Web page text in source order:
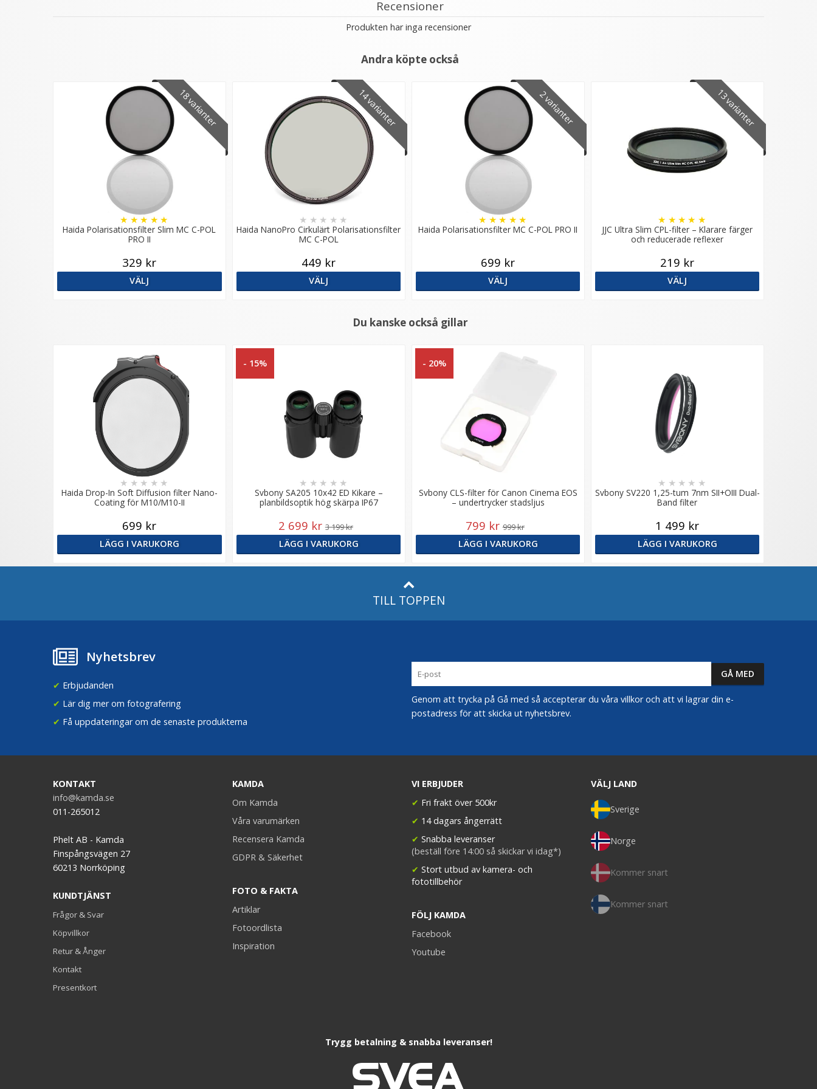
Recensioner
Produkten har inga recensioner
Andra köpte också
18 varianter
Haida Polarisationsfilter Slim MC C-POL
PRO II
★ ★ ★ ★ ★
329 kr
VÄLJ
14 varianter
Haida NanoPro Cirkulärt Polarisationsfilter
MC C-POL
★ ★ ★ ★ ★
449 kr
VÄLJ
2 varianter
Haida Polarisationsfilter MC C-POL PRO II
★ ★ ★ ★ ★
699 kr
VÄLJ
13 varianter
JJC Ultra Slim CPL-filter – Klarare färger
och reducerade reflexer
★ ★ ★ ★ ★
219 kr
VÄLJ
Du kanske också gillar
Haida Drop-In Soft Diffusion filter Nano-
Coating för M10/M10-II
★ ★ ★ ★ ★
699 kr
LÄGG I VARUKORG
- 15%
Svbony SA205 10x42 ED Kikare –
planbildsoptik hög skärpa IP67
★ ★ ★ ★ ★
2 699 kr 3 199 kr
LÄGG I VARUKORG
- 20%
Svbony CLS-filter för Canon Cinema EOS
– undertrycker stadsljus
799 kr 999 kr
LÄGG I VARUKORG
Svbony SV220 1,25-tum 7nm SII+OIII Dual-
Band filter
★ ★ ★ ★ ★
1 499 kr
LÄGG I VARUKORG
TILL TOPPEN
Nyhetsbrev
✔ Erbjudanden
✔ Lär dig mer om fotografering
✔ Få uppdateringar om de senaste produkterna
Genom att trycka på Gå med så accepterar du våra villkor och att vi lagrar din e-
postadress för att skicka ut nyhetsbrev.
KONTAKT
info@kamda.se
011-265012
Phelt AB - Kamda
Finspångsvägen 27
60213 Norrköping
KUNDTJÄNST
Frågor & Svar
Köpvillkor
Retur & Ånger
Kontakt
Presentkort
KAMDA
Om Kamda
Våra varumärken
Recensera Kamda
GDPR & Säkerhet
FOTO & FAKTA
Artiklar
Fotoordlista
Inspiration
VI ERBJUDER
✔ Fri frakt över 500kr
✔ 14 dagars ångerrätt
✔ Snabba leveranser
(beställ före 14:00 så skickar vi idag*)
✔ Stort utbud av kamera- och
fototillbehör
FÖLJ KAMDA
Facebook
Youtube
VÄLJ LAND
Sverige
Norge
Kommer snart
Kommer snart
Trygg betalning & snabba leveranser!